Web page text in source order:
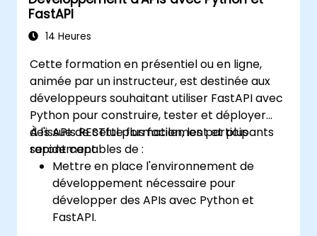
interactives avec React.
Développer, tester et déployer des
utilisant la stack FARM.
FastAPI
14 Heures
Cette formation en présentiel ou en ligne,
animée par un instructeur, est destinée aux
développeurs souhaitant utiliser FastAPI avec
Python pour construire, tester et déployer
des APIs RESTful plus facilement et plus
rapidement.
À l'issue de cette formation, les participants
seront capables de :
Mettre en place l'environnement de
développement nécessaire pour
développer des APIs avec Python et
FastAPI.